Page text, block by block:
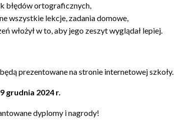
błędów ortograficznych,
wszystkie lekcje, zadania domowe,
włożył w to, aby jego zeszyt wyglądał lepiej.
prezentowane na stronie internetowej szkoły.
9 grudnia 2024 r.
dyplomy i nagrody!